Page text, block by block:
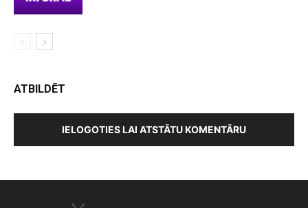
ATBILDĒT
IELOGOTIES LAI ATSTĀTU KOMENTĀRU